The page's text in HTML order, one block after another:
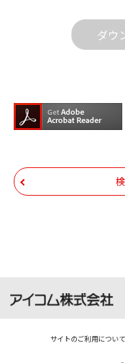
社は一切の責
ルの内容など
機器のコント
びその他すべ
いての著作権
帰属します。
個人で使用さ
せんのでご了承
告なく改良及
ダウ
サイトのご利用について